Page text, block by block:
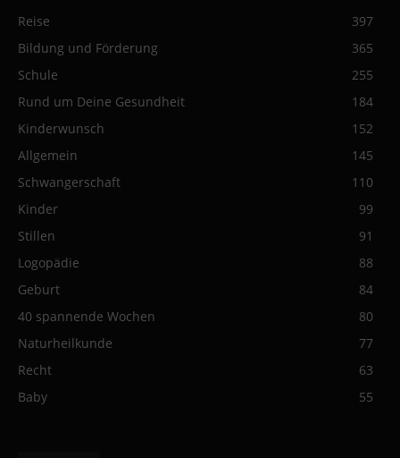
Reise
397
Bildung und Förderung
365
Schule
255
Rund um Deine Gesundheit
184
Kinderwunsch
152
Allgemein
145
Schwangerschaft
110
Kinder
99
Stillen
91
Logopädie
88
Geburt
84
40 spannende Wochen
80
Naturheilkunde
77
Recht
63
Baby
55